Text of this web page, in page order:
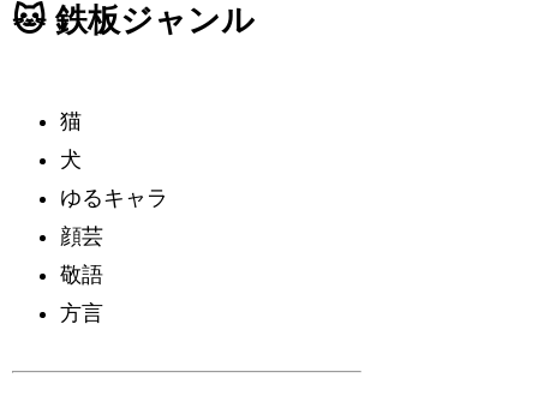
🐱 鉄板ジャンル
猫
犬
ゆるキャラ
顔芸
敬語
方言